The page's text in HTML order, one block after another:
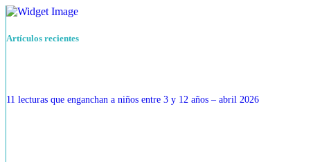
Artículos recientes
11 lecturas que enganchan a niños entre 3 y 12 años – abril 2026